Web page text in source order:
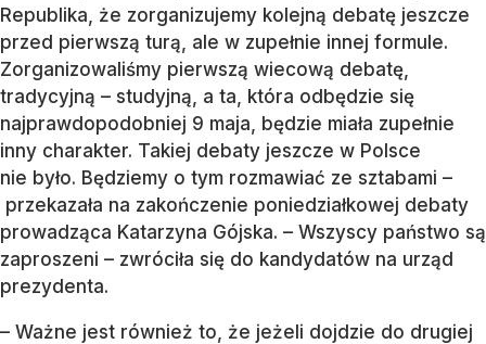
Republika, że zorganizujemy kolejną debatę jeszcze
przed pierwszą turą, ale w zupełnie innej formule.
Zorganizowaliśmy pierwszą wiecową debatę,
tradycyjną – studyjną, a ta, która odbędzie się
najprawdopodobniej 9 maja, będzie miała zupełnie
inny charakter. Takiej debaty jeszcze w Polsce
nie było. Będziemy o tym rozmawiać ze sztabami –
przekazała na zakończenie poniedziałkowej debaty
prowadząca Katarzyna Gójska. – Wszyscy państwo są
zaproszeni – zwróciła się do kandydatów na urząd
prezydenta.
– Ważne jest również to, że jeżeli dojdzie do drugiej